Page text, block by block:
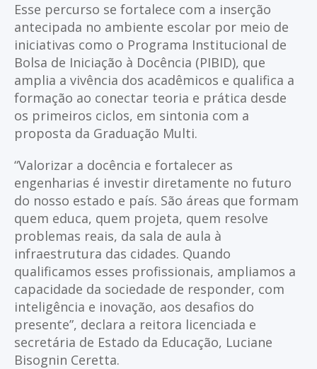
Esse percurso se fortalece com a inserção
antecipada no ambiente escolar por meio de
iniciativas como o Programa Institucional de
Bolsa de Iniciação à Docência (PIBID), que
amplia a vivência dos acadêmicos e qualifica a
formação ao conectar teoria e prática desde
os primeiros ciclos, em sintonia com a
proposta da Graduação Multi.
“Valorizar a docência e fortalecer as
engenharias é investir diretamente no futuro
do nosso estado e país. São áreas que formam
quem educa, quem projeta, quem resolve
problemas reais, da sala de aula à
infraestrutura das cidades. Quando
qualificamos esses profissionais, ampliamos a
capacidade da sociedade de responder, com
inteligência e inovação, aos desafios do
presente”, declara a reitora licenciada e
secretária de Estado da Educação, Luciane
Bisognin Ceretta.